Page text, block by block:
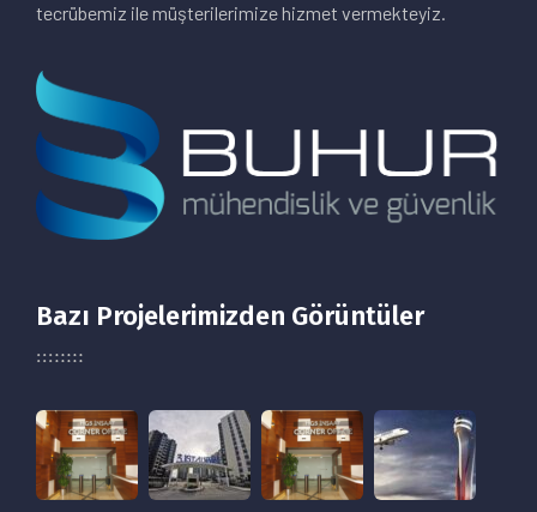
tecrübemiz ile müşterilerimize hizmet vermekteyiz.
Bazı Projelerimizden Görüntüler